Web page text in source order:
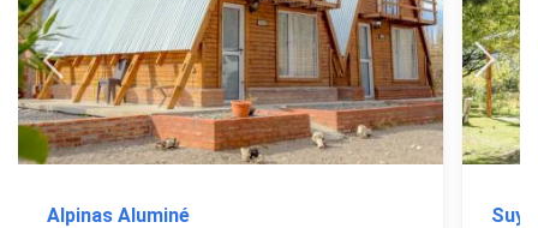
Alpinas Aluminé